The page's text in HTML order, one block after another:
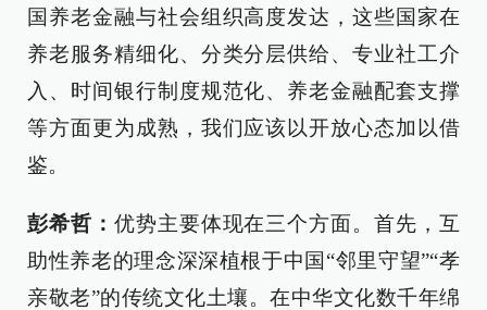
国养老金融与社会组织高度发达，这些国家在
养老服务精细化、分类分层供给、专业社工介
入、时间银行制度规范化、养老金融配套支撑
等方面更为成熟，我们应该以开放心态加以借
鉴。
彭希哲： 优势主要体现在三个方面。首先，互
助性养老的理念深深植根于中国“邻里守望”“孝
亲敬老”的传统文化土壤。在中华文化数千年绵